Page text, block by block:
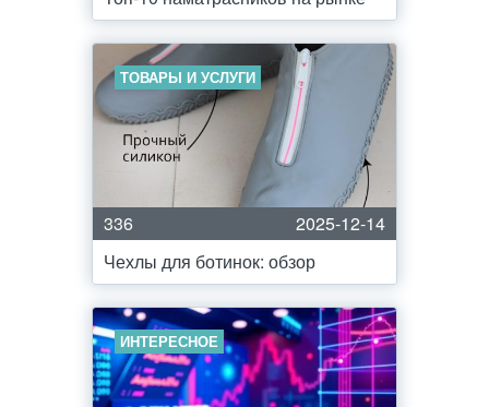
ТОВАРЫ И УСЛУГИ
336
2025-12-14
Чехлы для ботинок: обзор
ИНТЕРЕСНОЕ